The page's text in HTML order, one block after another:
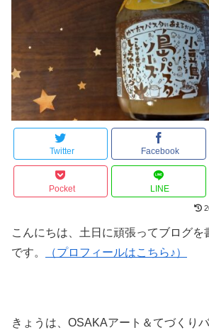
Twitter Facebook
Pocket LINE
こんにちは、土日に頑張ってブログを
です。
（プロフィールはこちら♪）
きょうは、OSAKAアート＆てづくり